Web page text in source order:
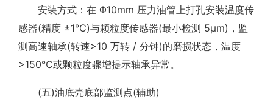
安装方式：在 Φ10mm 压力油管上打孔安装温度传
感器(精度 ±1℃)与颗粒度传感器(最小检测 5μm)，监
测高速轴承(转速>10 万转 / 分钟)的磨损状态，温度
>150℃或颗粒度骤增提示轴承异常。
(五)油底壳底部监测点(辅助)